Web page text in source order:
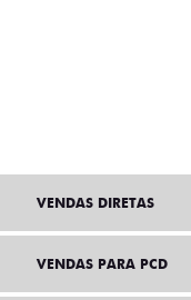
VENDAS DIRETAS
VENDAS PARA PCD